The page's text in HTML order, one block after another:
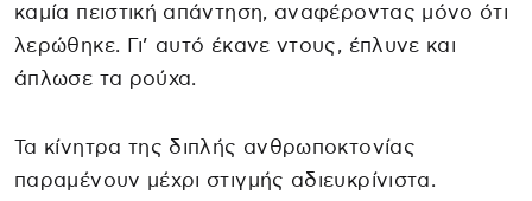
καμία πειστική απάντηση, αναφέροντας μόνο ότι
λερώθηκε. Γι’ αυτό έκανε ντους, έπλυνε και
άπλωσε τα ρούχα.
Τα κίνητρα της διπλής ανθρωποκτονίας
παραμένουν μέχρι στιγμής αδιευκρίνιστα.